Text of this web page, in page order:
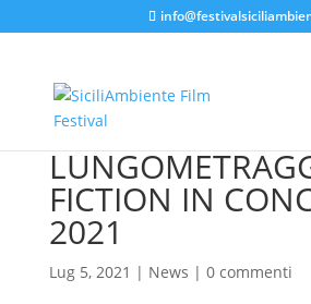
FICTION IN
2021
Lug 5, 2021 | News | 0 commenti